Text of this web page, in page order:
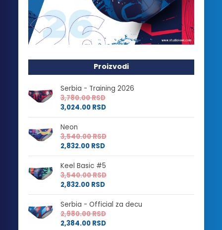
Proizvodi
Serbia - Training 2026
3,780.00RSD
3,024.00 RSD
Neon
3,540.00RSD
2,832.00 RSD
Keel Basic #5
3,540.00RSD
2,832.00 RSD
Serbia - Official za decu
2,980.00RSD
2,384.00 RSD